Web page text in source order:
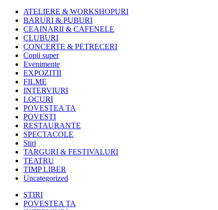
ATELIERE & WORKSHOPURI
BARURI & PUBURI
CEAINARII & CAFENELE
CLUBURI
CONCERTE & PETRECERI
Copii super
Evenimente
EXPOZITII
FILME
INTERVIURI
LOCURI
POVESTEA TA
POVESTI
RESTAURANTE
SPECTACOLE
Stiri
TARGURI & FESTIVALURI
TEATRU
TIMP LIBER
Uncategorized
STIRI
POVESTEA TA